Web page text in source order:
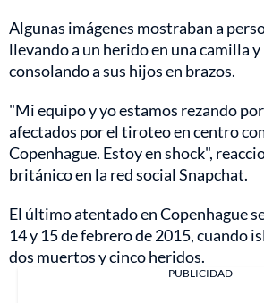
Algunas imágenes mostraban a
llevando a un herido en una camilla y
consolando a sus hijos en brazos.
"Mi equipo y yo estamos rezando
afectados por el tiroteo en centro
Copenhague. Estoy en shock",
británico en la red social Snapchat.
El último atentado en Copenhague
14 y 15 de febrero de 2015, cuando
dos muertos y cinco heridos.
PUBLICIDAD